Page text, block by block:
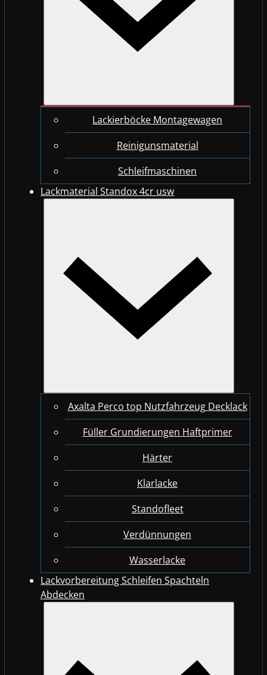
Lackierböcke Montagewagen
Reinigunsmaterial
Schleifmaschinen
Lackmaterial Standox 4cr usw
Axalta Perco top Nutzfahrzeug Decklack
Füller Grundierungen Haftprimer
Härter
Klarlacke
Standofleet
Verdünnungen
Wasserlacke
Lackvorbereitung Schleifen Spachteln
Abdecken